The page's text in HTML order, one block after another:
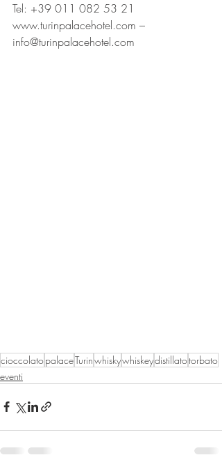
Tel: +39 011 082 53 21
www.turinpalacehotel.com –
info@turinpalacehotel.com
cioccolatopalaceTurinwhiskywhiskeydistillatotorbato
eventi